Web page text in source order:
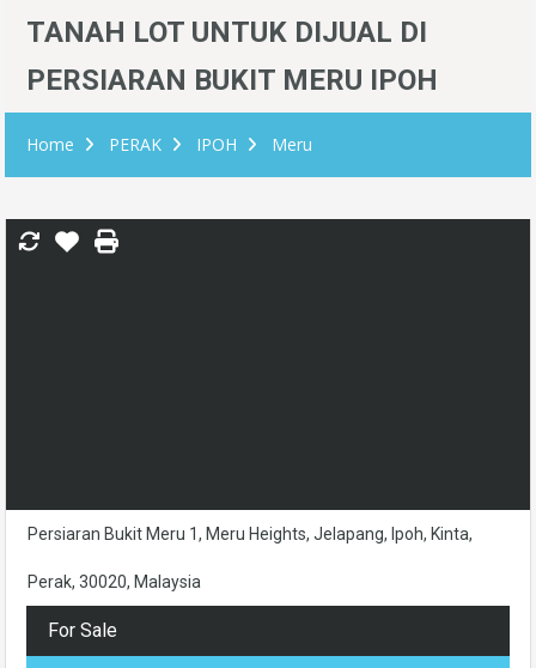
TANAH LOT UNTUK DIJUAL DI
PERSIARAN BUKIT MERU IPOH
Home PERAK IPOH Meru
Persiaran Bukit Meru 1, Meru Heights, Jelapang, Ipoh, Kinta,
Perak, 30020, Malaysia
For Sale